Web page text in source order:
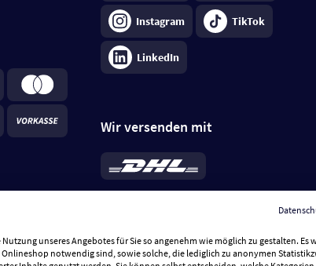
Instagram TikTok
LinkedIn
Wir versenden mit
*Standard 6,95 €; bei Kühlware zzgl. 0,99 €
je Bestellung, insgesamt 7,94 €. Lieferzeit3-
unseres Angebotes für Sie so angenehm wie möglich zu gestalten. Es
notwendig sind, sowie solche, die lediglich zu anonymen